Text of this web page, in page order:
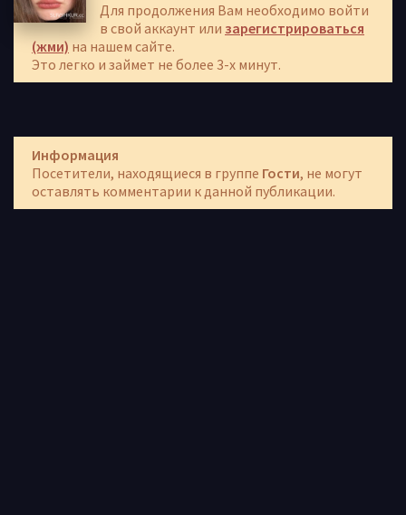
Для продолжения Вам необходимо войти
в свой аккаунт или зарегистрироваться
(жми) на нашем сайте.
Это легко и займет не более 3-х минут.
Информация
Посетители, находящиеся в группе Гости, не могут
оставлять комментарии к данной публикации.